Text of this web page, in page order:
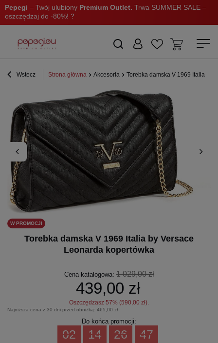
Pepegi – Twój ulubiony Premium Outlet. Trwa SUMMER SALE –
oszczędzaj do -80%! ?
Wstecz Strona główna Akcesoria Torebka damska V 1969 Italia by
W PROMOCJI
Torebka damska V 1969 Italia by Versace
Leonarda kopertówka
Cena katalogowa:1 029,00 zł
439,00 zł
Oszczędzasz 57% (590,00 zł).
Najniższa cena z 30 dni przed obniżką: 465,00 zł
Do końca promocji:
02 14 26 47